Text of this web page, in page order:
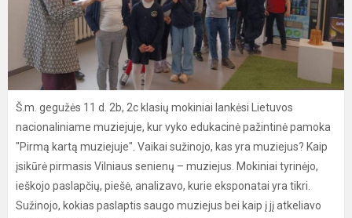
Š.m. gegužės 11 d. 2b, 2c klasių mokiniai lankėsi Lietuvos
nacionaliniame muziejuje, kur vyko edukacinė pažintinė pamoka
"Pirmą kartą muziejuje". Vaikai sužinojo, kas yra muziejus? Kaip
įsikūrė pirmasis Vilniaus senienų – muziejus. Mokiniai tyrinėjo,
ieškojo paslapčių, piešė, analizavo, kurie eksponatai yra tikri.
Sužinojo, kokias paslaptis saugo muziejus bei kaip į jį atkeliavo